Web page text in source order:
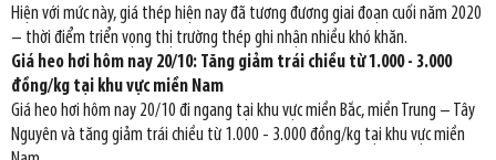
Hiện với mức này, giá thép hiện nay đã tương đương giai đoạn cuối năm 2020
– thời điểm triển vọng thị trường thép ghi nhận nhiều khó khăn.
Giá heo hơi hôm nay 20/10: Tăng giảm trái chiều từ 1.000 - 3.000
đồng/kg tại khu vực miền Nam
Giá heo hơi hôm nay 20/10 đi ngang tại khu vực miền Bắc, miền Trung – Tây
Nguyên và tăng giảm trái chiều từ 1.000 - 3.000 đồng/kg tại khu vực miền